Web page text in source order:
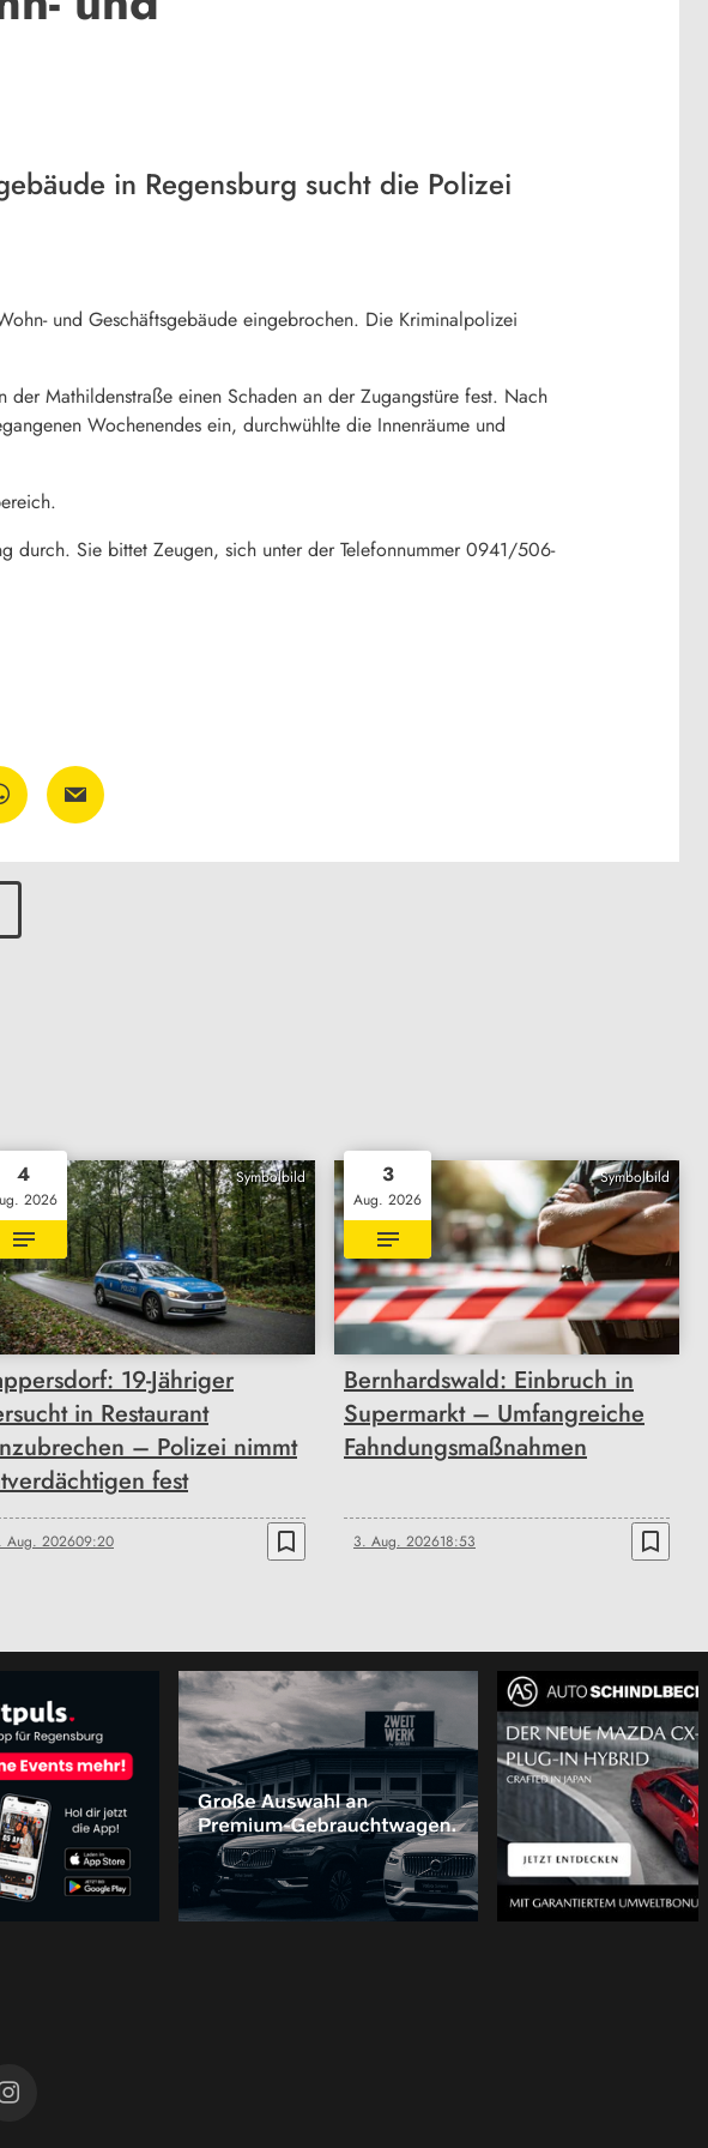
in Regensburg sucht die Polizei
und Geschäftsgebäude eingebrochen. Die Kriminalpolizei
Mathildenstraße einen Schaden an der Zugangstüre fest. Nach
Wochenendes ein, durchwühlte die Innenräume und
durch. Sie bittet Zeugen, sich unter der Telefonnummer 0941/506-
Symbolbild
4
2026
19-Jähriger
in Restaurant
– Polizei nimmt
fest
Aug. 202609:20 bookmark_border
Symbolbild
3
Aug. 2026
Bernhardswald: Einbruch in
Supermarkt – Umfangreiche
Fahndungsmaßnahmen
3. Aug. 202618:53 bookmark_border